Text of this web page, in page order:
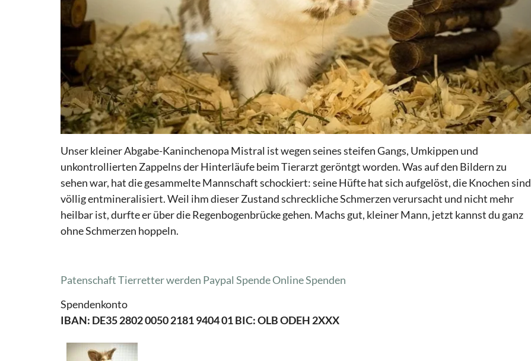
Unser kleiner Abgabe-Kaninchenopa Mistral ist wegen seines steifen Gangs, Umkippen und
unkontrollierten Zappelns der Hinterläufe beim Tierarzt geröntgt worden. Was auf den Bildern zu
sehen war, hat die gesammelte Mannschaft schockiert: seine Hüfte hat sich aufgelöst, die Knochen sind
völlig entmineralisiert. Weil ihm dieser Zustand schreckliche Schmerzen verursacht und nicht mehr
heilbar ist, durfte er über die Regenbogenbrücke gehen. Machs gut, kleiner Mann, jetzt kannst du ganz
ohne Schmerzen hoppeln.
Patenschaft Tierretter werden Paypal SpendeOnline Spenden
Spendenkonto
IBAN: DE35 2802 0050 2181 9404 01 BIC: OLB ODEH 2XXX